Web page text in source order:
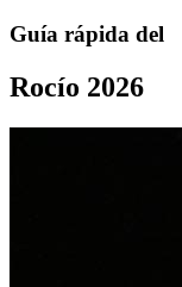
Guía rápida del
Rocío 2026